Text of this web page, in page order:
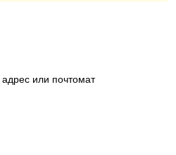
или почтомат